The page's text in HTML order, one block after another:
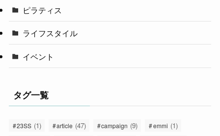
ピラティス
ライフスタイル
イベント
タグ一覧
23SS (1) article (47) campaign (9) emmi (1)